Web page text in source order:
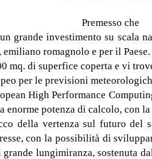
Premesso che
grande investimento su
romagnolo e per il Paese.
mq. di superfice coperta e vi
per le previsioni
High Performance
enorme potenza di calcolo,
della vertenza sul futuro
con la possibilità di
lungimiranza, sostenuta